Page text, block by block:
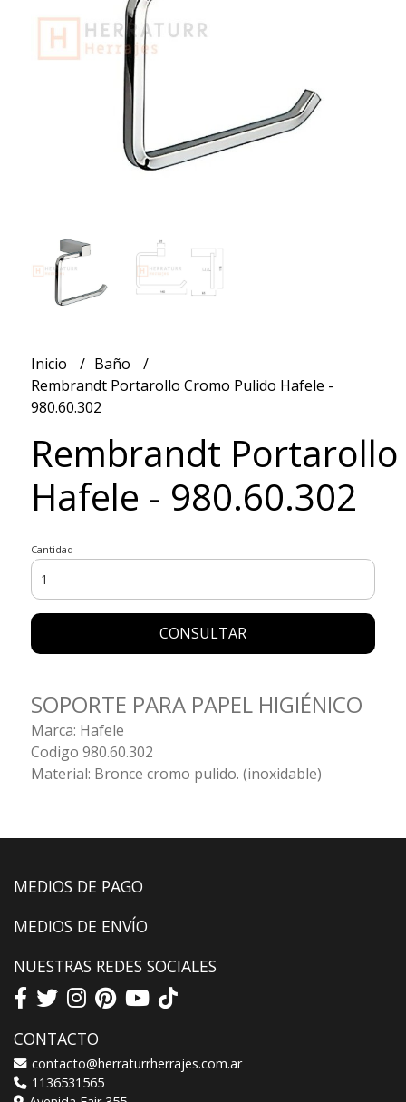
Inicio
Baño
Rembrandt Portarollo Cromo Pulido Hafele -
980.60.302
Rembrandt
Hafele - 980.60.302
Cantidad
CONSULTAR
SOPORTE PARA PAPEL HIGIÉNICO
Marca: Hafele
Codigo 980.60.302
Material: Bronce cromo pulido. (inoxidable)
MEDIOS DE PAGO
MEDIOS DE ENVÍO
NUESTRAS REDES SOCIALES
CONTACTO
contacto@herraturrherrajes.com.ar
1136531565